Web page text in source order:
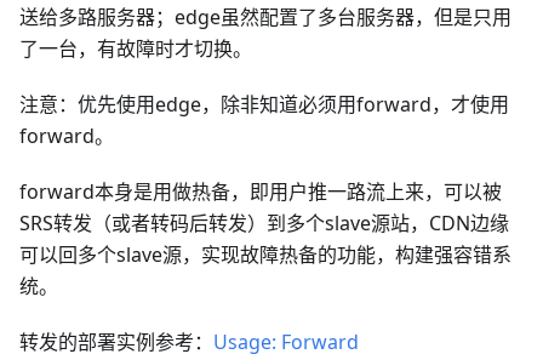
送给多路服务器；edge虽然配置了多台服务器，但是只用
了一台，有故障时才切换。
注意：优先使用edge，除非知道必须用forward，才使用
forward。
forward本身是用做热备，即用户推一路流上来，可以被
SRS转发（或者转码后转发）到多个slave源站，CDN边缘
可以回多个slave源，实现故障热备的功能，构建强容错系
统。
转发的部署实例参考： Usage: Forward